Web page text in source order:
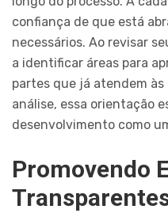
confiança de que está
necessários. Ao revisar
a identificar áreas para
partes que já atendem
análise, essa orientação
desenvolvimento como
Promovendo